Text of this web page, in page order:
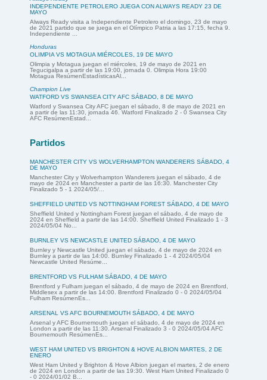
INDEPENDIENTE PETROLERO JUEGA CON ALWAYS READY 23 DE
MAYO
Always Ready visita a Independiente Petrolero el domingo, 23 de mayo
de 2021 partido que se juega en el Olímpico Patria a las 17:15, fecha 9.
Independiente ...
Honduras
OLIMPIA VS MOTAGUA MIÉRCOLES, 19 DE MAYO
Olimpia y Motagua juegan el miércoles, 19 de mayo de 2021 en
Tegucigalpa a partir de las 19:00, jornada 0. Olimpia Hora 19:00
Motagua ResúmenEstadísticasAl...
Champion Live
WATFORD VS SWANSEA CITY AFC SÁBADO, 8 DE MAYO
Watford y Swansea City AFC juegan el sábado, 8 de mayo de 2021 en
a partir de las 11:30, jornada 46. Watford Finalizado 2 - 0 Swansea City
AFC ResúmenEstad...
Partidos
MANCHESTER CITY VS WOLVERHAMPTON WANDERERS SÁBADO, 4
DE MAYO
Manchester City y Wolverhampton Wanderers juegan el sábado, 4 de
mayo de 2024 en Manchester a partir de las 16:30. Manchester City
Finalizado 5 - 1 2024/05/...
SHEFFIELD UNITED VS NOTTINGHAM FOREST SÁBADO, 4 DE MAYO
Sheffield United y Nottingham Forest juegan el sábado, 4 de mayo de
2024 en Sheffield a partir de las 14:00. Sheffield United Finalizado 1 - 3
2024/05/04 No...
BURNLEY VS NEWCASTLE UNITED SÁBADO, 4 DE MAYO
Burnley y Newcastle United juegan el sábado, 4 de mayo de 2024 en
Burnley a partir de las 14:00. Burnley Finalizado 1 - 4 2024/05/04
Newcastle United Resúme...
BRENTFORD VS FULHAM SÁBADO, 4 DE MAYO
Brentford y Fulham juegan el sábado, 4 de mayo de 2024 en Brentford,
Middlesex a partir de las 14:00. Brentford Finalizado 0 - 0 2024/05/04
Fulham ResúmenEs...
ARSENAL VS AFC BOURNEMOUTH SÁBADO, 4 DE MAYO
Arsenal y AFC Bournemouth juegan el sábado, 4 de mayo de 2024 en
London a partir de las 11:30. Arsenal Finalizado 3 - 0 2024/05/04 AFC
Bournemouth ResúmenEs...
WEST HAM UNITED VS BRIGHTON & HOVE ALBION MARTES, 2 DE
ENERO
West Ham United y Brighton & Hove Albion juegan el martes, 2 de enero
de 2024 en London a partir de las 19:30. West Ham United Finalizado 0
- 0 2024/01/02 B...